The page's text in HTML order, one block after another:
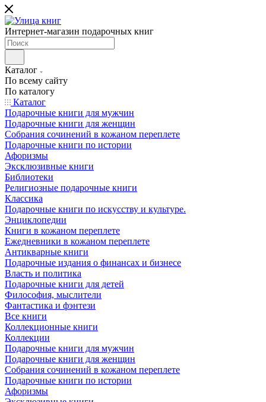
Интернет-магазин подарочных книг
Каталог
По всему сайту
По каталогу
Каталог
Подарочные книги для мужчин
Подарочные книги для женщин
Собрания сочинений в кожаном переплете
Подарочные книги по истории
Афоризмы
Эксклюзивные книги
Библиотеки
Религиозные подарочные книги
Классика
Подарочные книги по искусству и культуре.
Энциклопедии
Книги в кожаном переплете
Ежедневники в кожаном переплете
Антикварные книги
Подарочные издания о финансах и бизнесе
Власть и политика
Подарочные книги для детей
Философия, мыслители
Фантастика и фэнтези
Все книги
Коллекционные книги
Коллекции
Подарочные книги для мужчин
Подарочные книги для женщин
Собрания сочинений в кожаном переплете
Подарочные книги по истории
Афоризмы